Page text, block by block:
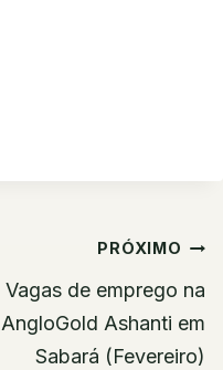
PRÓXIMO
Vagas de emprego na
AngloGold Ashanti em
Sabará (Fevereiro)